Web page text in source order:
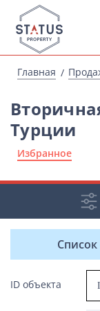
Главная
Турции
Избранное
ID объекта